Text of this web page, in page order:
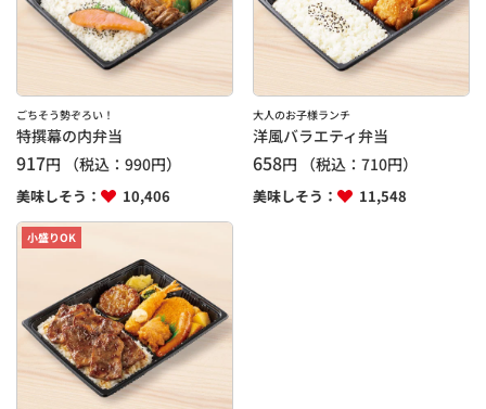
ごちそう勢ぞろい！
特撰幕の内弁当
917円 （税込： 990円）
美味しそう： 10,406
大人のお子様ランチ
洋風バラエティ弁当
658円 （税込：710円）
美味しそう： 11,548
小盛りOK